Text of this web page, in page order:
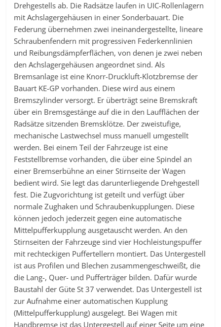
Drehgestells ab. Die Radsätze laufen in UIC-Rollenlagern
mit Achslagergehäusen in einer Sonderbauart. Die
Federung übernehmen zwei ineinandergestellte, lineare
Schraubenfendern mit progressiven Federkennlinien
und Reibungsdämpferflächen, von denen je zwei neben
den Achslagergehäusen angeordnet sind. Als
Bremsanlage ist eine Knorr-Druckluft-Klotzbremse der
Bauart KE-GP vorhanden. Diese wird aus einem
Bremszylinder versorgt. Er überträgt seine Bremskraft
über ein Bremsgestänge auf die in den Laufflächen der
Radsätze sitzenden Bremsklötze. Der zweistufige,
mechanische Lastwechsel muss manuell umgestellt
werden. Bei einem Teil der Fahrzeuge ist eine
Feststellbremse vorhanden, die über eine Spindel an
einer Bremserbühne an einer Stirnseite der Wagen
bedient wird. Sie legt das darunterliegende Drehgestell
fest. Die Zugvorichtung ist geteilt und verfügt über
normale Zughaken und Schraubenkupplungen. Diese
können jedoch jederzeit gegen eine automatische
Mittelpufferkupplung ausgetauscht werden. An den
Stirnseiten der Fahrzeuge sind vier Hochleistungspuffer
mit rechteckigen Puffertellern montiert. Das Untergestell
ist aus Profilen und Blechen zusammengeschweißt, die
die Lang-, Quer- und Pufferträger bilden. Dafür wurde
Baustahl der Güte St 37 verwendet. Das Untergestell ist
zur Aufnahme einer automatischen Kupplung
(Mittelpufferkupplung) ausgelegt. Bei Wagen mit
Handbremse ist das Untergestell auf einer Seite um eine